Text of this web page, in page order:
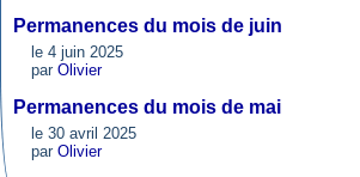
Permanences du mois de juin
le 4 juin 2025
par Olivier
Permanences du mois de mai
le 30 avril 2025
par Olivier